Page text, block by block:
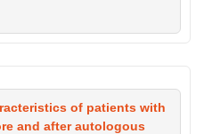
of patients with
and after autologous